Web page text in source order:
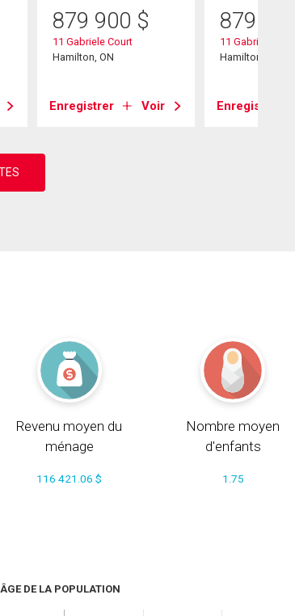
879 900 $
11 Gabriele Court
Hamilton, ON
Enregistrer Voir
879 900
11 Gabriele Court
Hamilton, ON
Enregistrer
Revenu moyen du
ménage
116 421.06 $
Nombre moyen
d'enfants
1.75
ÂGE DE LA POPULATION